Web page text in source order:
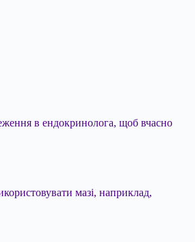
в ендокринолога, щоб вчасно
мазі, наприклад,